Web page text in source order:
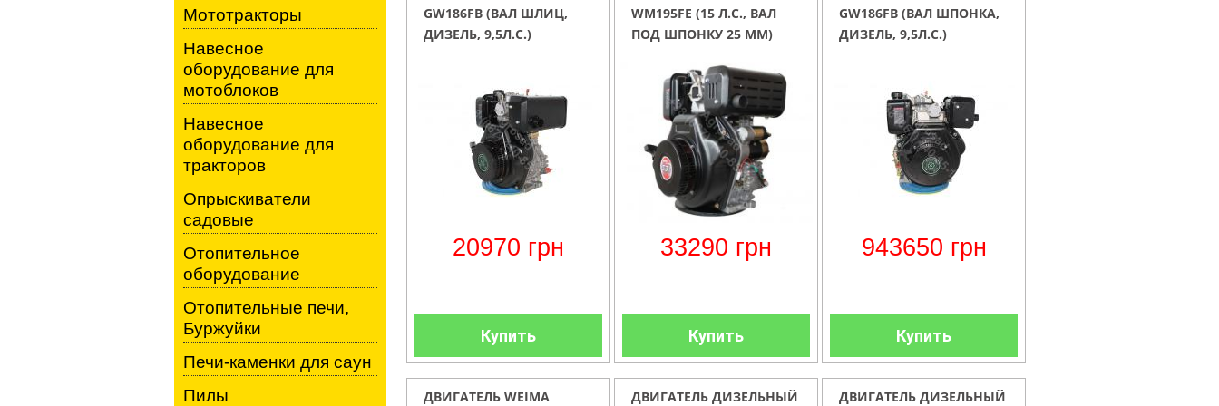
GW186FВ (ВАЛ ШЛИЦ,
ДИЗЕЛЬ, 9,5Л.С.)
20970 грн
Купить
WM195FE (15 Л.С., ВАЛ
ПОД ШПОНКУ 25 ММ)
33290 грн
Купить
GW186FВ (ВАЛ ШПОНКА,
ДИЗЕЛЬ, 9,5Л.С.)
943650 грн
Купить
ДВИГАТЕЛЬ WEIMA ДВИГАТЕЛЬ ДИЗЕЛЬНЫЙ ДВИГАТЕЛЬ ДИЗЕЛЬНЫЙ
Мототракторы
Навесное
оборудование для
мотоблоков
Навесное
оборудование для
тракторов
Опрыскиватели
садовые
Отопительное
оборудование
Отопительные печи,
Буржуйки
Печи-каменки для саун
Пилы